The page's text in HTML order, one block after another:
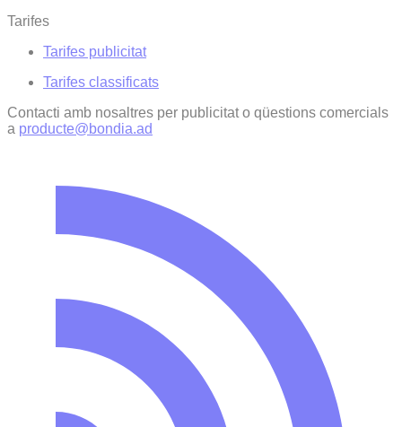
Tarifes
Tarifes publicitat
Tarifes classificats
Contacti amb nosaltres per publicitat o qüestions comercials
a producte@bondia.ad